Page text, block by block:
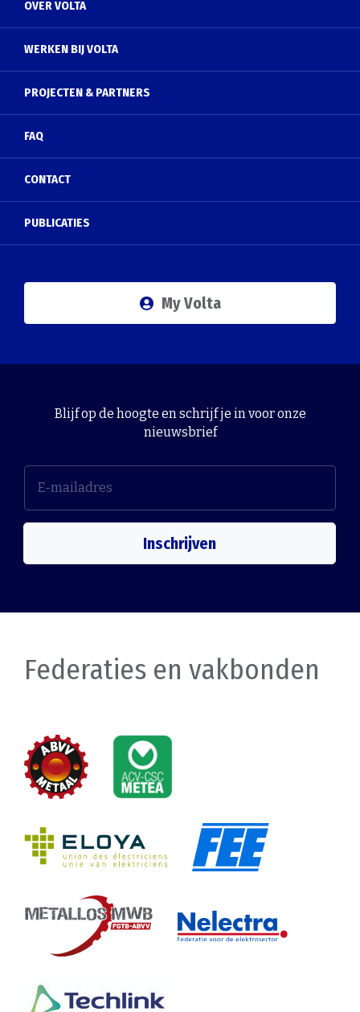
OVER VOLTA
WERKEN BIJ VOLTA
PROJECTEN & PARTNERS
FAQ
CONTACT
PUBLICATIES
My Volta
Blijf op de hoogte en schrijf je in voor onze
nieuwsbrief
Inschrijven
Federaties en vakbonden